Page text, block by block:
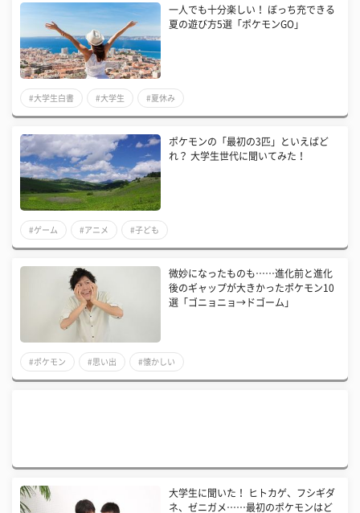
一人でも十分楽しい！ ぼっち充できる
夏の遊び方5選「ポケモンGO」
#大学生白書 #大学生 #夏休み
ポケモンの「最初の3匹」といえばど
れ？ 大学生世代に聞いてみた！
#ゲーム #アニメ #子ども
微妙になったものも……進化前と進化
後のギャップが大きかったポケモン10
選「ゴニョニョ→ドゴーム」
#ポケモン #思い出 #懐かしい
大学生に聞いた！ ヒトカゲ、フシギダ
ネ、ゼニガメ……最初のポケモンはど